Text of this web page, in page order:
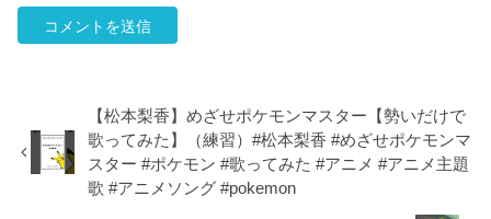
【松本梨香】めざせポケモンマスター【勢いだけで
歌ってみた】（練習）#松本梨香 #めざせポケモンマ
スター #ポケモン #歌ってみた #アニメ #アニメ主題
歌 #アニメソング #pokemon